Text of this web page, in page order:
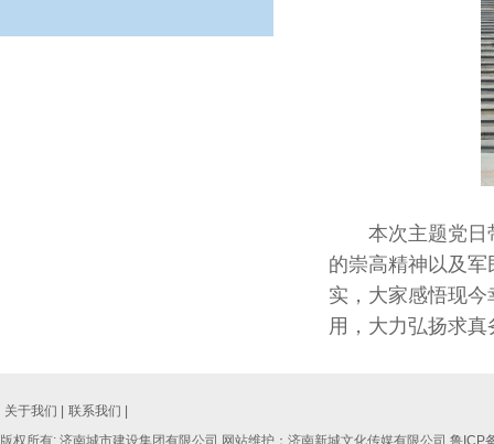
本次主题党日带
的崇高精神以及
实，大家感悟现
用，大力弘扬求
关于我们 |
联系我们 |
版权所有: 济南城市建设集团有限公司 网站维护：济南新城文化传媒有限公司 鲁ICP